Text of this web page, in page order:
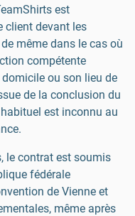
est
client devant les
même dans le cas où
compétente
ou son lieu de
de la conclusion du
est inconnu au
le contrat est soumis
fédérale
de Vienne et
même après